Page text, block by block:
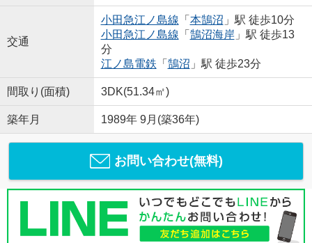
交通
小田急江ノ島線 「 本鵠沼 」駅 徒歩10分
小田急江ノ島線 「 鵠沼海岸 」駅 徒歩13
分
江ノ島電鉄 「 鵠沼 」駅 徒歩23分
間取り(面積) 3DK(51.34㎡)
築年月 1989年 9月(築36年)
お問い合わせ(無料)